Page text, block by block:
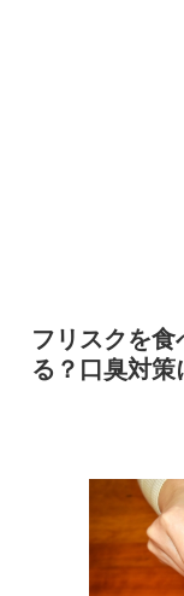
フリスクを
る？口臭対策